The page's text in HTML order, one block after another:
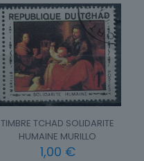
TIMBRE TCHAD SOLIDARITE
HUMAINE MURILLO
1,00 €